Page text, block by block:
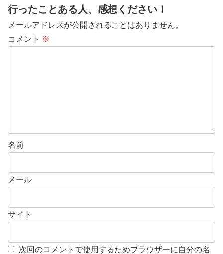
行ったことある人、感想ください！
メールアドレスが公開されることはありません。
コメント ※
名前
メール
サイト
次回のコメントで使用するためブラウザーに自分の名